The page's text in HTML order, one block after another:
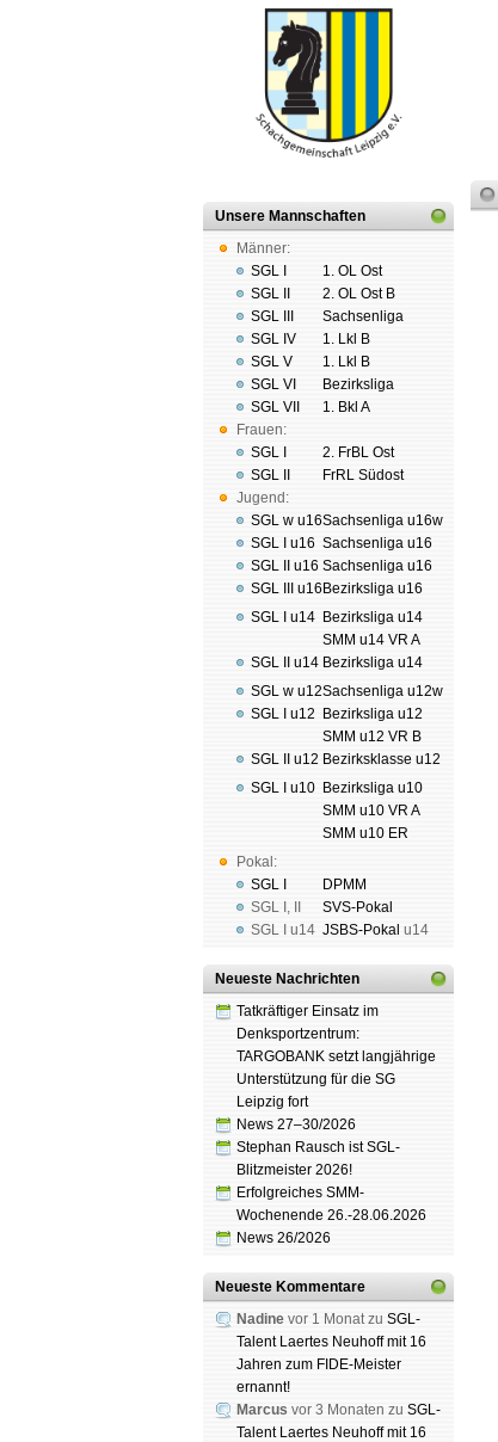
Unsere Mannschaften
Männer:
SGL I
SGL II
SGL III
SGL IV
SGL V
SGL VI
SGL VII
Frauen:
SGL I
SGL II
Jugend:
SGL w u16
SGL I u16
SGL II u16
SGL III u16
SGL I u14
SGL II u14
SGL w u12
SGL I u12
SGL II u12
SGL I u10
Pokal:
SGL I
SGL I ,
SGL I
u14
1. OL Ost
2. OL Ost B
Sachsenliga
1. Lkl B
1. Lkl B
Bezirksliga
1. Bkl A
2. FrBL Ost
FrRL Südost
Sachsenliga u16w
Sachsenliga u16
Sachsenliga u16
Bezirksliga u16
Bezirksliga u14
SMM u14 VR A
Bezirksliga u14
Sachsenliga u12w
Bezirksliga u12
SMM u12 VR B
Bezirksklasse u12
Bezirksliga u10
SMM u10 VR A
SMM u10 ER
DPMM
SVS-Pokal
JSBS-Pokal u14
Neueste Nachrichten
Tatkräftiger Einsatz im
Denksportzentrum:
TARGOBANK setzt langjährige
Unterstützung für die SG
Leipzig fort
News 27–30/2026
Stephan Rausch ist SGL-
Blitzmeister 2026!
Erfolgreiches SMM-
Wochenende 26.-28.06.2026
News 26/2026
Neueste Kommentare
Nadine vor 1 Monat zu SGL-
Talent Laertes Neuhoff mit 16
Jahren zum FIDE-Meister
ernannt!
Marcus vor 3 Monaten zu SGL-
Talent Laertes Neuhoff mit 16